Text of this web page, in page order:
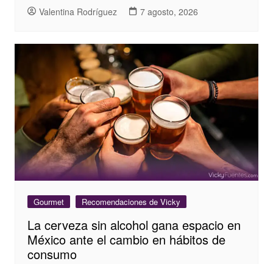
Valentina Rodríguez 7 agosto, 2026
Gourmet Recomendaciones de Vicky
La cerveza sin alcohol gana espacio en
México ante el cambio en hábitos de
consumo